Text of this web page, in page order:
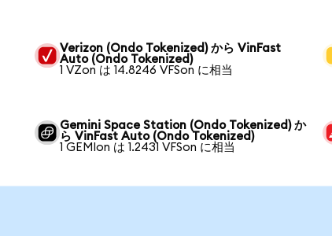
Verizon (Ondo Tokenized) から VinFast
Auto (Ondo Tokenized)
1 VZon は 14.8246 VFSon に相当
Gemini Space Station (Ondo Tokenized) か
ら VinFast Auto (Ondo Tokenized)
1 GEMIon は 1.2431 VFSon に相当